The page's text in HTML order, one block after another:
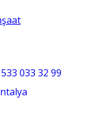
033 32 99